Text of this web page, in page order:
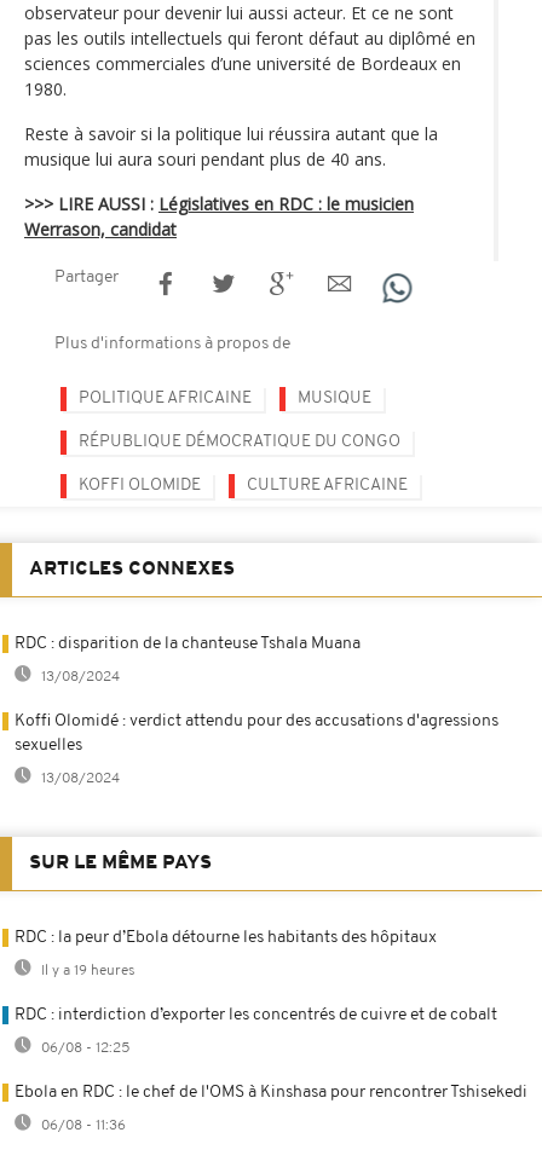
observateur pour devenir lui aussi acteur. Et ce ne sont
pas les outils intellectuels qui feront défaut au diplômé en
sciences commerciales d’une université de Bordeaux en
1980.
Reste à savoir si la politique lui réussira autant que la
musique lui aura souri pendant plus de 40 ans.
>>> LIRE AUSSI : Législatives en RDC : le musicien
Werrason, candidat
Partager
Plus d'informations à propos de
POLITIQUE AFRICAINE MUSIQUE
RÉPUBLIQUE DÉMOCRATIQUE DU CONGO
KOFFI OLOMIDE CULTURE AFRICAINE
ARTICLES CONNEXES
RDC : disparition de la chanteuse Tshala Muana
13/08/2024
Koffi Olomidé : verdict attendu pour des accusations d'agressions
sexuelles
13/08/2024
SUR LE MÊME PAYS
RDC : la peur d’Ebola détourne les habitants des hôpitaux
Il y a 19 heures
RDC : interdiction d’exporter les concentrés de cuivre et de cobalt
06/08 - 12:25
Ebola en RDC : le chef de l'OMS à Kinshasa pour rencontrer Tshisekedi
06/08 - 11:36